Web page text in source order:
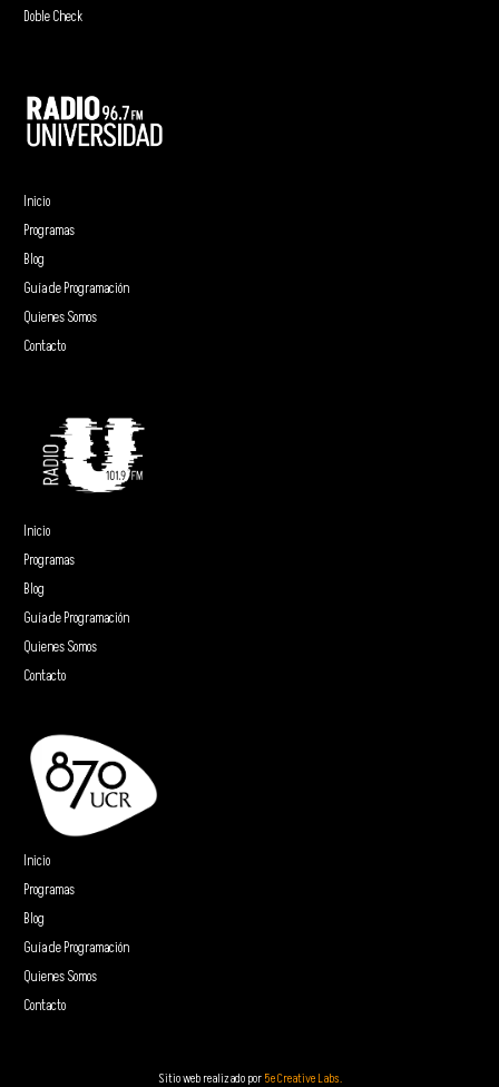
Doble Check
Inicio
Programas
Blog
Guía de Programación
Quienes Somos
Contacto
Inicio
Programas
Blog
Guía de Programación
Quienes Somos
Contacto
Inicio
Programas
Blog
Guía de Programación
Quienes Somos
Contacto
Sitio web realizado por 5e Creative Labs.